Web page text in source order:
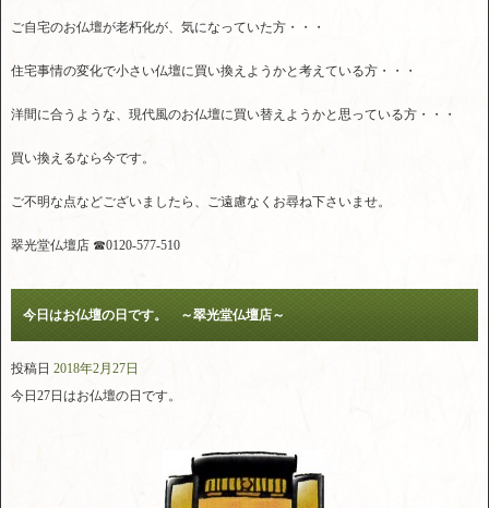
ご自宅のお仏壇が老朽化が、気になっていた方・・・
住宅事情の変化で小さい仏壇に買い換えようかと考えている方・・・
洋間に合うような、現代風のお仏壇に買い替えようかと思っている方・・・
買い換えるなら今です。
ご不明な点などございましたら、ご遠慮なくお尋ね下さいませ。
翠光堂仏壇店 ☎0120-577-510
今日はお仏壇の日です。 ～翠光堂仏壇店～
投稿日 2018年2月27日
今日27日はお仏壇の日です。